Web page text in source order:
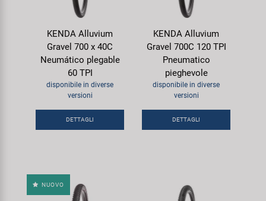
KENDA Alluvium
Gravel 700 x 40C
Neumático plegable
60 TPI
disponibile in diverse
versioni
DETTAGLI
KENDA Alluvium
Gravel 700C 120 TPI
Pneumatico
pieghevole
disponibile in diverse
versioni
DETTAGLI
NUOVO